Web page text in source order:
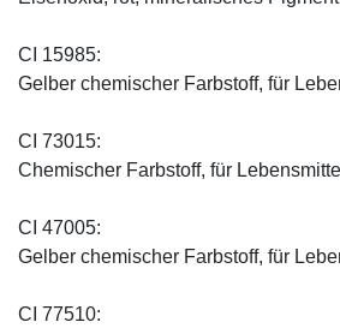
CI 15985:
Gelber chemischer Farbstoff, für
CI 73015:
Chemischer Farbstoff, für
CI 47005:
Gelber chemischer Farbstoff, für
CI 77510: